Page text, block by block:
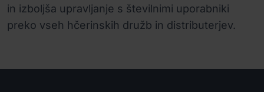
in izboljša upravljanje s številnimi uporabniki
preko vseh hčerinskih družb in distributerjev.